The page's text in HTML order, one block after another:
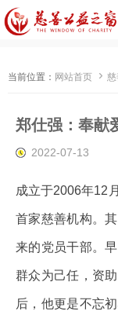
当前位置： 网站首页  慈
郑仕强：奉献
2022-07-13
成立于2006年12
首家慈善机构。
来的党员干部。
群众为己任，资
后，他更是不忘